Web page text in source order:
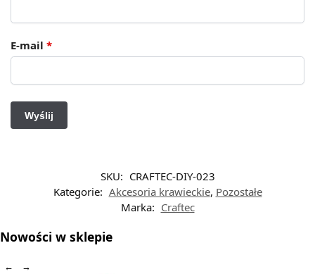
E-mail *
SKU: CRAFTEC-DIY-023
Kategorie: Akcesoria krawieckie, Pozostałe
Marka: Craftec
Nowości w sklepie
← →